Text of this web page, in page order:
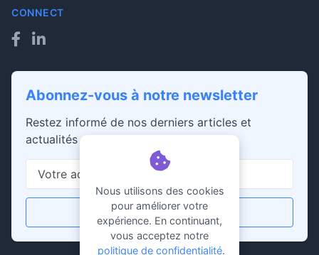
CONNECT
Abonnez-vous à notre newsletter
Restez informé de nos derniers articles et
actualités
S'abonner
Nous utilisons des cookies
pour améliorer votre
expérience. En continuant,
vous acceptez notre
politique de confidentialité.